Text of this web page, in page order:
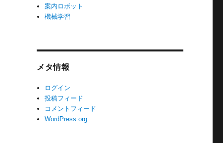
案内ロボット
機械学習
メタ情報
ログイン
投稿フィード
コメントフィード
WordPress.org